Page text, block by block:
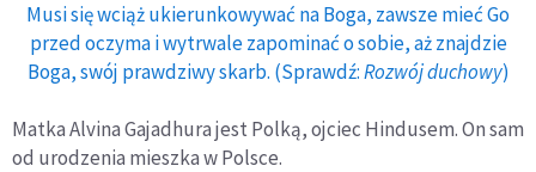
Musi się wciąż ukierunkowywać na Boga, zawsze mieć Go
przed oczyma i wytrwale zapominać o sobie, aż znajdzie
Boga, swój prawdziwy skarb. (Sprawdź:Rozwój duchowy)
Matka Alvina Gajadhura jest Polką, ojciec Hindusem. On sam
od urodzenia mieszka w Polsce.